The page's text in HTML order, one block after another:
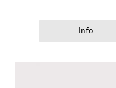
Info